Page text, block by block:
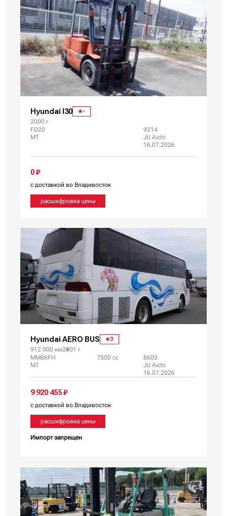
Hyundai I30 -
2000 г
FD20
MT
9214
JU Aichi
16.07.2026
0 ₽
с доставкой во Владивосток
расшифровка цены
Hyundai AERO BUS 3
912 000 км2001 г
MM86FH
MT
7500 сс
8603
JU Aichi
16.07.2026
9 920 455 ₽
с доставкой во Владивосток
расшифровка цены
Импорт запрещен